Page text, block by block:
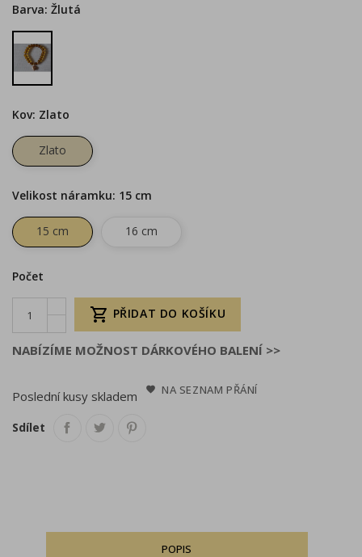
Barva: Žlutá
Žlutá
Kov: Zlato
Zlato
Velikost náramku: 15 cm
15 cm 16 cm
Počet
 PŘIDAT DO KOŠÍKU
NABÍZÍME MOŽNOST DÁRKOVÉHO BALENÍ >>
Poslední kusy skladem NA SEZNAM PŘÁNÍ
Sdílet
POPIS